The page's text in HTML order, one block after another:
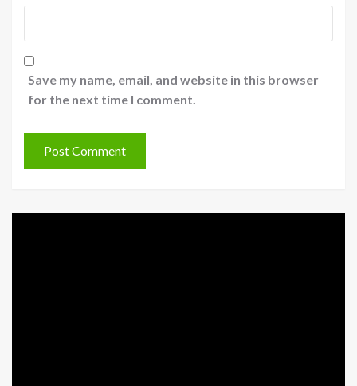
Save my name, email, and website in this browser
for the next time I comment.